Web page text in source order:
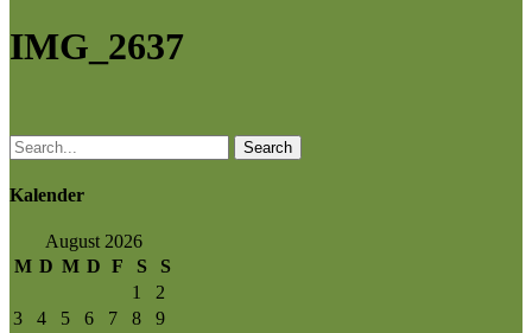
IMG_2637
Search
Kalender
August 2026
M D M D F S
S
1
2
3
4 5 6 7 8
9